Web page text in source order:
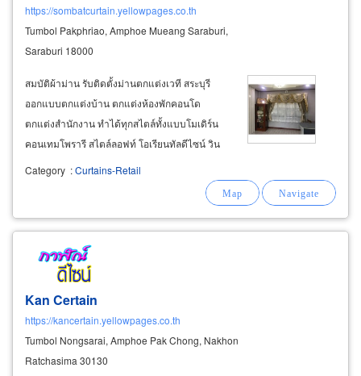
https://sombatcurtain.yellowpages.co.th
Tumbol Pakphriao, Amphoe Mueang Saraburi,
Saraburi 18000
สมบัติผ้าม่าน รับติดตั้งม่านตกแต่งเวที สระบุรี
ออกแบบตกแต่งบ้าน ตกแต่งห้องพักคอนโด
ตกแต่งสำนักงาน ทำได้ทุกสไตล์ทั้งแบบโมเดิร์น
คอนเทมโพรารี สไตล์ลอฟท์ โอเรียนทัลดีไซน์ วิน
โดยช่างผู้ชำนาญงาน รับประกันทุกผลงานการติด
Category :Curtains-Retail
Kan Certain
https://kancertain.yellowpages.co.th
Tumbol Nongsarai, Amphoe Pak Chong, Nakhon
Ratchasima 30130